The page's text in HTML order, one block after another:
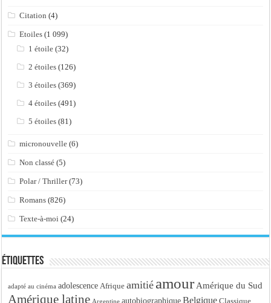
Citation (4)
Etoiles (1 099)
1 étoile (32)
2 étoiles (126)
3 étoiles (369)
4 étoiles (491)
5 étoiles (81)
micronouvelle (6)
Non classé (5)
Polar / Thriller(73)
Romans (826)
Texte-à-moi (24)
Étiquettes
adapté au cinéma adolescence Afrique amitié amourAmérique du Sud
Amérique latine autobiographique Belgique Classique